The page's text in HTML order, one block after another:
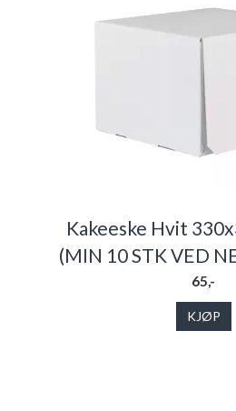
Kakeeske Hvit
(MIN 10 STK VED
65,-
KJØP